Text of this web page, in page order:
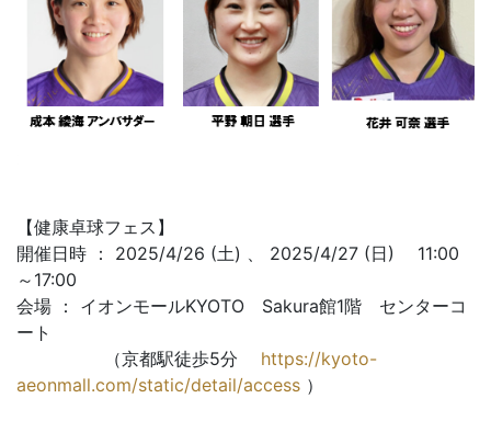
【健康卓球フェス】
開催日時 ： 2025/4/26 (土) 、 2025/4/27 (日) 11:00
～17:00
会場 ： イオンモールKYOTO Sakura館1階 センターコ
ート
（京都駅徒歩5分 https://kyoto-
aeonmall.com/static/detail/access ）